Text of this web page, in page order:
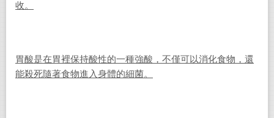
收。
胃酸是在胃裡保持酸性的一種強酸，不僅可以消化食物，還
能殺死隨著食物進入身體的細菌。